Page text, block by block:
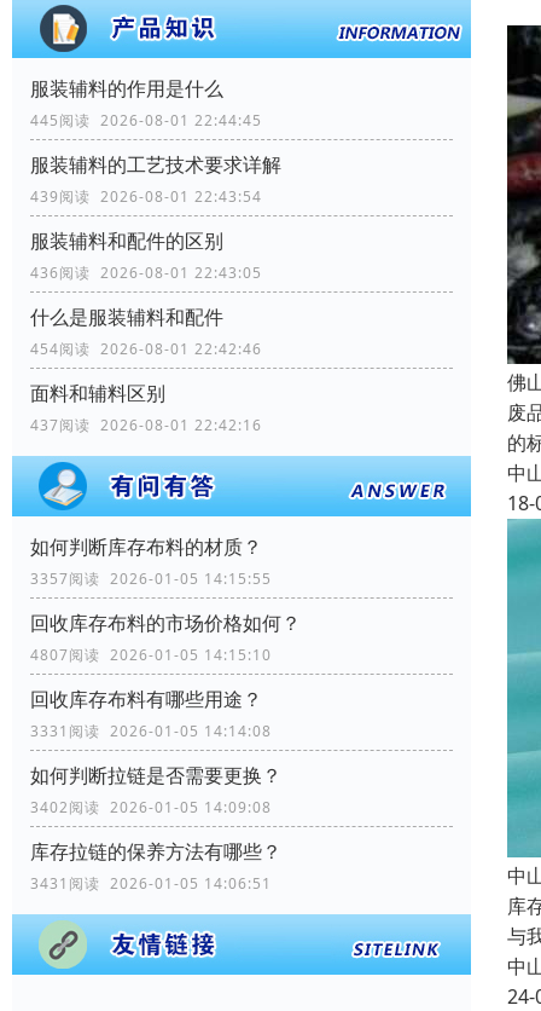
服装辅料的作用是什么
445阅读 2026-08-01 22:44:45
服装辅料的工艺技术要求详解
439阅读 2026-08-01 22:43:54
服装辅料和配件的区别
436阅读 2026-08-01 22:43:05
什么是服装辅料和配件
454阅读 2026-08-01 22:42:46
面料和辅料区别
437阅读 2026-08-01 22:42:16
如何判断库存布料的材质？
3357阅读 2026-01-05 14:15:55
回收库存布料的市场价格如何？
4807阅读 2026-01-05 14:15:10
回收库存布料有哪些用途？
3331阅读 2026-01-05 14:14:08
如何判断拉链是否需要更换？
3402阅读 2026-01-05 14:09:08
库存拉链的保养方法有哪些？
3431阅读 2026-01-05 14:06:51
佛
废
的
中
18-
中
库
与
中
24-